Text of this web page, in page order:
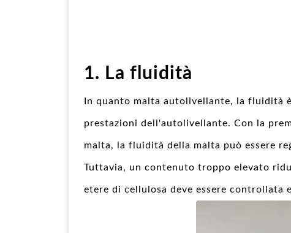
1. La fluidità
In quanto malta autolivellante, la fluidità
prestazioni dell'autolivellante. Con la
malta, la fluidità della malta può essere
Tuttavia, un contenuto troppo elevato
etere di cellulosa deve essere controllata